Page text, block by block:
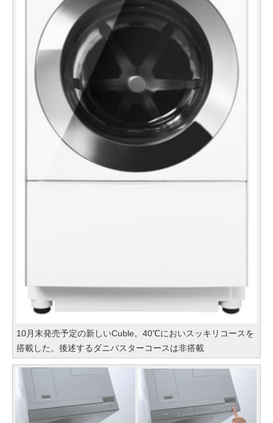
10月末発売予定の新しいCuble。40℃においスッキリコースを
搭載した。後述するダニバスターコースは非搭載